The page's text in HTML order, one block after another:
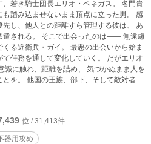
、若き騎士団長エリオ・ベネガス。 名門貴
も踏み込ませないまま頂点に立った男。 感
先し、他人との距離すら管理する彼は、 あ
遣される。 そこで出会ったのは—— 無遠慮
くる近衛兵・ガイ。 最悪の出会いから始ま
て任務を通して変化していく。 だがエリオ
識に触れ、距離を詰め、 気づかぬまま人を
とを。 他国の王族、部下、そして敵対者ま
着していく。 隠されていた素顔が明らかに
、 無自覚のまま“愛されていく”物語。
位 / 31,413件
器用攻め